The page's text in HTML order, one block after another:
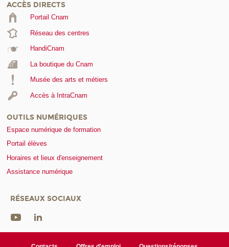
ACCÈS DIRECTS
Portail Cnam
Réseau des centres
HandiCnam
La boutique du Cnam
Musée des arts et métiers
Accès à IntraCnam
OUTILS NUMÉRIQUES
Espace numérique de formation
Portail élèves
Horaires et lieux d'enseignement
Assistance numérique
RÉSEAUX SOCIAUX